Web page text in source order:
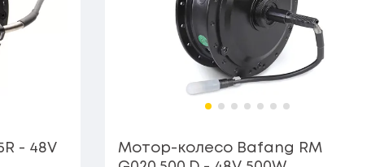
- 48V
Мотор-колесо Bafang RM